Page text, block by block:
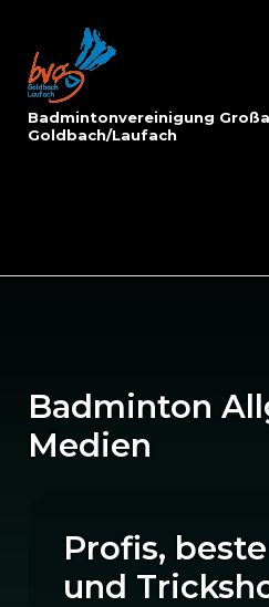
content
Badmintonvereinigung
Goldbach/Laufach
Badminton
Medien
Profis,
und